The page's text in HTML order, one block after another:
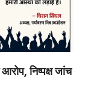
निष्पक्ष जांच